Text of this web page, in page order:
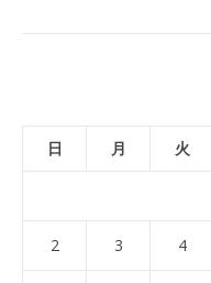
日 月 火
2 3 4